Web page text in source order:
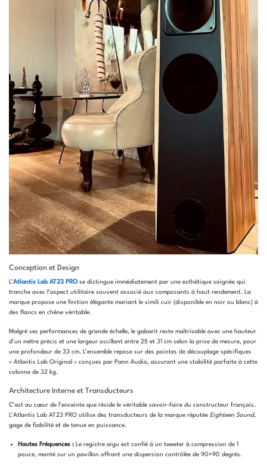
Conception et Design
L’Atlantis Lab AT23 PRO se distingue immédiatement par une esthétique soignée qui
tranche avec l’aspect utilitaire souvent associé aux composants à haut rendement. La
marque propose une finition élégante mariant le simili cuir (disponible en noir ou blanc) à
des flancs en chêne véritable.
Malgré ses performances de grande échelle, le gabarit reste maîtrisable avec une hauteur
d’un mètre précis et une largeur oscillant entre 25 et 31 cm selon la prise de mesure, pour
une profondeur de 33 cm.
L’ensemble repose sur des pointes de découplage spécifiques
« Atlantis Lab Original » conçues par Pann Audio, assurant une stabilité parfaite à cette
colonne de 32 kg.
Architecture Interne et Transducteurs
C’est au cœur de l’enceinte que réside le véritable savoir-faire du constructeur français.
L’Atlantis Lab AT23 PRO utilise des transducteurs de la marque réputée Eighteen Sound,
gage de fiabilité et de tenue en puissance.
Hautes Fréquences :Le registre aigu est confié à un tweeter à compression de 1
pouce, monté sur un pavillon offrant une dispersion contrôlée de 90×90 degrés .